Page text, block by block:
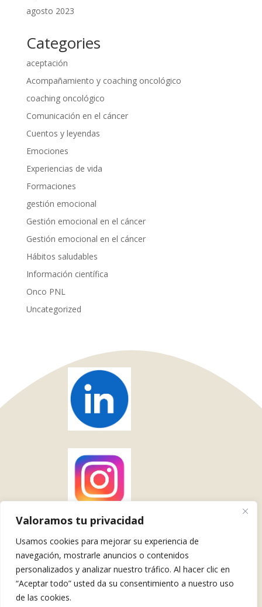
Valoramos tu privacidad
Usamos cookies para mejorar su experiencia de
navegación, mostrarle anuncios o contenidos
personalizados y analizar nuestro tráfico. Al hacer clic en
“Aceptar todo” usted da su consentimiento a nuestro uso
de las cookies.
agosto 2023
Categories
aceptación
Acompañamiento y coaching oncológico
coaching oncológico
Comunicación en el cáncer
Cuentos y leyendas
Emociones
Experiencias de vida
Formaciones
gestión emocional
Gestión emocional en el cáncer
Gestión emocional en el cáncer
Hábitos saludables
Información científica
Onco PNL
Uncategorized
Tlf y Whatsapp +34 615 587 128
© 2026 Brulemoción. Todos los derechos reservados